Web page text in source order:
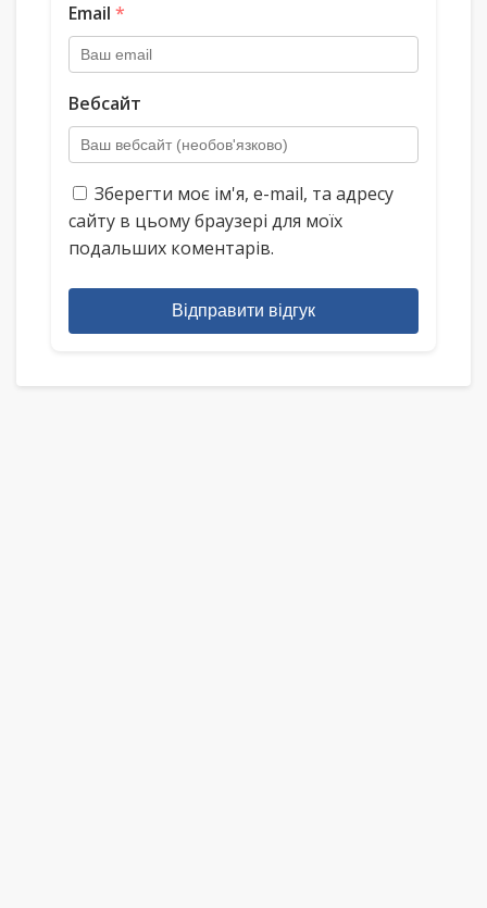
Email *
Вебсайт
Зберегти моє ім'я, e-mail, та адресу
сайту в цьому браузері для моїх
подальших коментарів.
Відправити відгук